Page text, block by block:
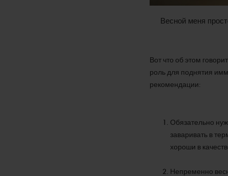
Весной меня
Вот что об этом
роль для поднятия
рекомендации:
Обязательно
заваривать в
хороши в
Непременно